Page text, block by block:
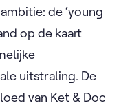
de ‘young
op de kaart
uitstraling. De
van Ket & Doc